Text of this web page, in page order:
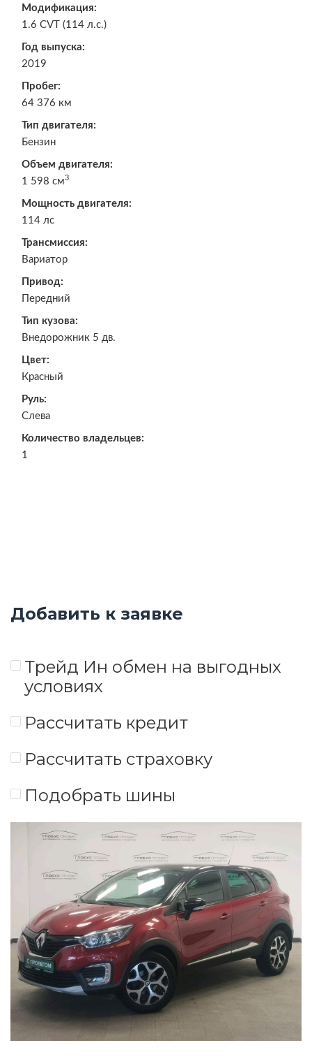
Модификация:
1.6 CVT (114 л.с.)
Год выпуска:
2019
Пробег:
64 376 км
Тип двигателя:
Бензин
Объем двигателя:
1 598 см3
Мощность двигателя:
114 лс
Трансмиссия:
Вариатор
Привод:
Передний
Тип кузова:
Внедорожник 5 дв.
Цвет:
Красный
Руль:
Слева
Количество владельцев:
1
Добавить к заявке
Трейд Ин обмен на выгодных
условиях
Рассчитать кредит
Рассчитать страховку
Подобрать шины